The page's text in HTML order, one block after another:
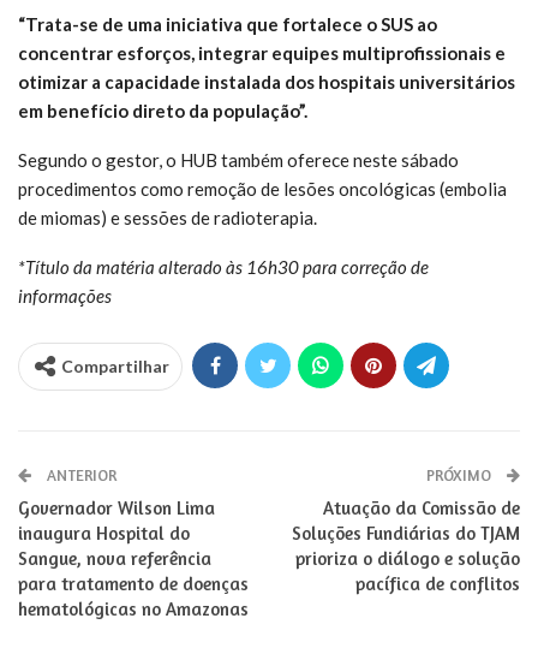
“Trata-se de uma iniciativa que fortalece o SUS ao
concentrar esforços, integrar equipes multiprofissionais e
otimizar a capacidade instalada dos hospitais universitários
em benefício direto da população”.
Segundo o gestor, o HUB também oferece neste sábado
procedimentos como remoção de lesões oncológicas (embolia
de miomas) e sessões de radioterapia.
*Título da matéria alterado às 16h30 para correção de
informações
Compartilhar
ANTERIOR
Governador Wilson Lima
inaugura Hospital do
Sangue, nova referência
para tratamento de doenças
hematológicas no Amazonas
PRÓXIMO
Atuação da Comissão de
Soluções Fundiárias do TJAM
prioriza o diálogo e solução
pacífica de conflitos